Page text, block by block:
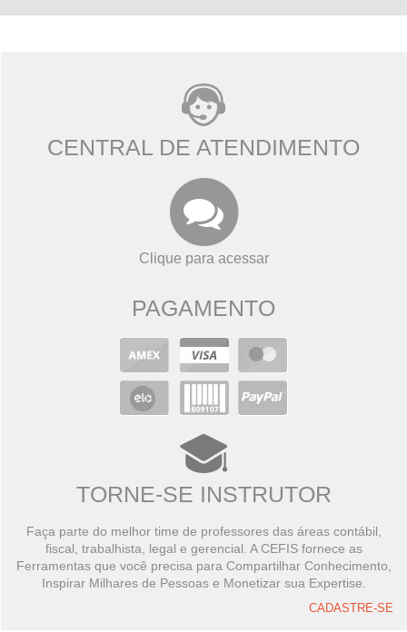
CENTRAL DE ATENDIMENTO
Clique para acessar
PAGAMENTO
TORNE-SE INSTRUTOR
Faça parte do melhor time de professores das áreas contábil,
fiscal, trabalhista, legal e gerencial. A CEFIS fornece as
Ferramentas que você precisa para Compartilhar Conhecimento,
Inspirar Milhares de Pessoas e Monetizar sua Expertise.
CADASTRE-SE